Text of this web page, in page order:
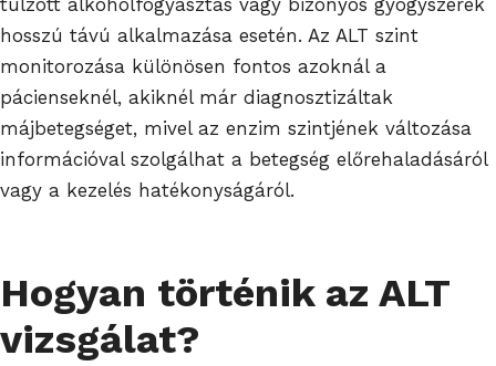
hosszú távú alkalmazása esetén. Az ALT szint
monitorozása különösen fontos azoknál a
pácienseknél, akiknél már diagnosztizáltak
májbetegséget, mivel az enzim szintjének változása
információval szolgálhat a betegség előrehaladásáról
vagy a kezelés hatékonyságáról.
Hogyan történik az ALT
vizsgálat?